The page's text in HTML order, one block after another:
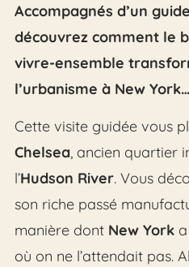
Accompagnés d’un
découvrez comment le
vivre-ensemble
l’urbanisme à New York…
Cette visite guidée vous
Chelsea, ancien quartier
l’Hudson River. Vous
son riche passé
manière dont New Yorka
où on ne l’attendait pas.